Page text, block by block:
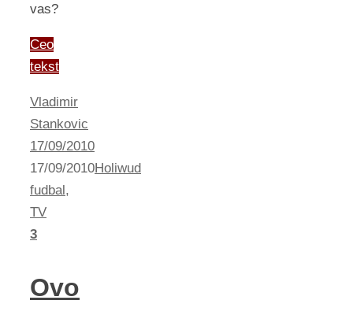
vas?
Ceo
tekst
Vladimir
Stankovic
17/09/2010
17/09/2010Holiwud
fudbal,
TV
3
Ovo